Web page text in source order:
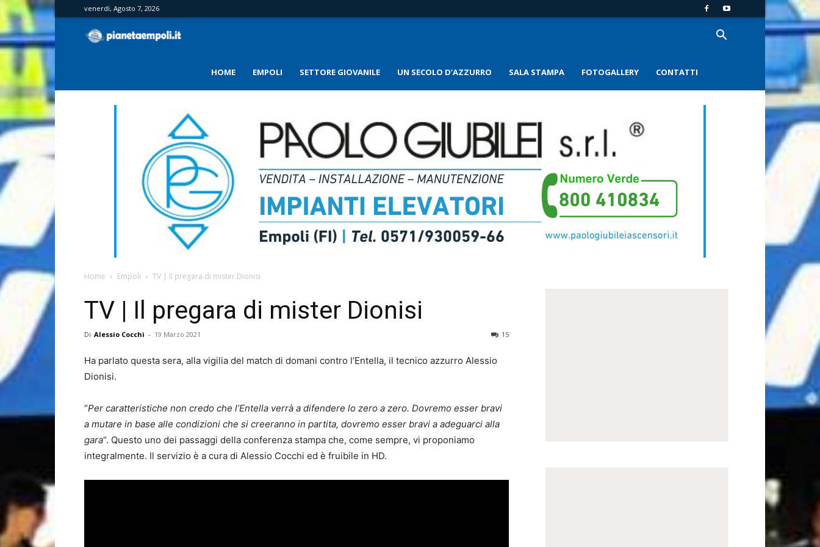
venerdì, Agosto 7, 2026
HOME EMPOLI SETTORE GIOVANILE UN SECOLO D’AZZURRO SALA STAMPA FOTOGALLERY CONTATTI
Home Empoli TV | Il pregara di mister Dionisi
TV | Il pregara di mister Dionisi
Di Alessio Cocchi - 19 Marzo 2021 15
Ha parlato questa sera, alla vigilia del match di domani contro l’Entella, il tecnico azzurro Alessio
Dionisi.
“Per caratteristiche non credo che l’Entella verrà a difendere lo zero a zero. Dovremo esser bravi
a mutare in base alle condizioni che si creeranno in partita, dovremo esser bravi a adeguarci alla
gara“. Questo uno dei passaggi della conferenza stampa che, come sempre, vi proponiamo
integralmente. Il servizio è a cura di Alessio Cocchi ed è fruibile in HD.